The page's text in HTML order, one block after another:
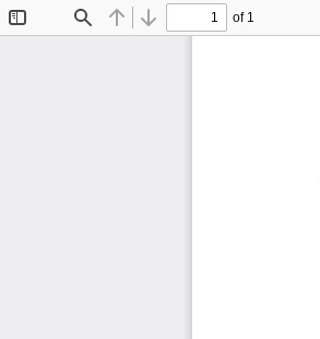
Find Previous
Next
of 1